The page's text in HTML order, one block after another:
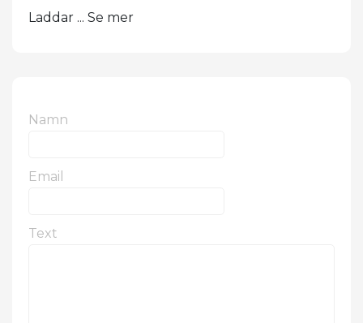
Laddar ... Se mer
Namn
Email
Text